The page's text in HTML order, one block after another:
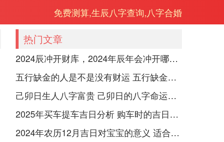
免费测算,生辰八字查询,八字合婚
热门文章
2024辰冲开财库，2024年辰年会冲开哪些人的财库
五行缺金的人是不是没有财运 五行缺金的人命运好不好
己卯日生人八字富贵 己卯日的八字命运如何
2025年买车提车吉日分析 购车时的吉日与禁忌
2024年农历12月吉日对宝宝的意义 适合龙年宝宝出生的日子有哪些